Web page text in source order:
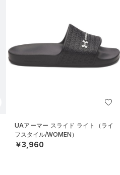
UAアーマー スライド ライト（ライ
フスタイル/WOMEN）
￥3,960